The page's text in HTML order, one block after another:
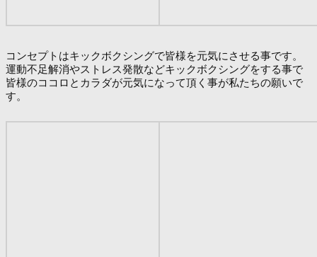
コンセプトはキックボクシングで皆様を元気にさせる事です。
運動不足解消やストレス発散などキックボクシングをする事で
皆様のココロとカラダが元気になって頂く事が私たちの願いで
す。